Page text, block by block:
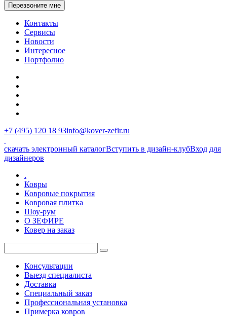
Перезвоните мне
Контакты
Сервисы
Новости
Интересное
Портфолио
+7 (495) 120 18 93info@kover-zefir.ru
скачать электронный каталогВступить в дизайн-клубВход для
дизайнеров
.
Ковры
Ковровые покрытия
Ковровая плитка
Шоу-рум
О ЗЕФИРЕ
Ковер на заказ
Консультации
Выезд специалиста
Доставка
Специальный заказ
Профессиональная установка
Примерка ковров